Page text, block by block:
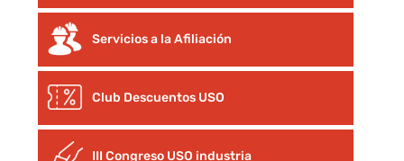
Servicios a la Afiliación
Club Descuentos USO
III Congreso USO industria